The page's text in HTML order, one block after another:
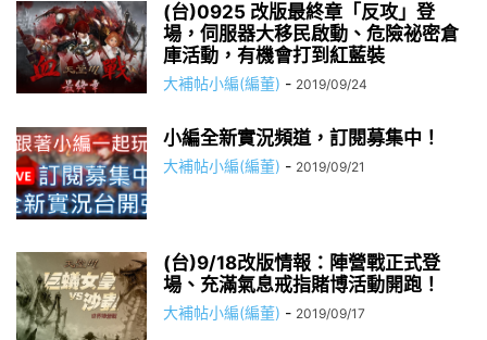
(台)0925 改版最終章「反攻」登
場，伺服器大移民啟動、危險祕密倉
庫活動，有機會打到紅藍裝
大補帖小編(編董) - 2019/09/24
小編全新實況頻道，訂閱募集中！
大補帖小編(編董) - 2019/09/21
(台)9/18改版情報：陣營戰正式登
場、充滿氣息戒指賭博活動開跑！
大補帖小編(編董) - 2019/09/17